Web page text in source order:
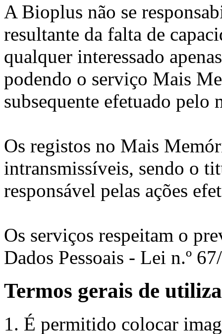
A Bioplus não se
resultante da falta de
qualquer interessado
podendo o serviço Mais
subsequente efetuado
Os registos no Mais
intransmissíveis, sendo o
responsável pelas ações
Os serviços respeitam o
Dados Pessoais - Lei n.º
Termos gerais de
1. É permitido colocar